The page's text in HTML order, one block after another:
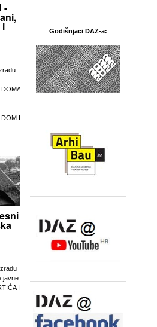
-
i
I
javne
I
Godišnjaci DAZ-a: